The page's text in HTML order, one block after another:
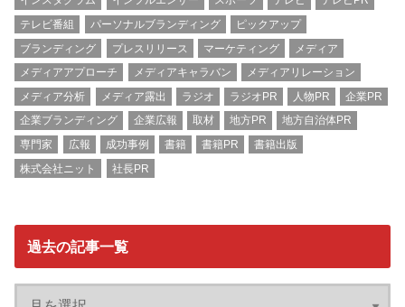
テレビ番組
パーソナルブランディング
ピックアップ
ブランディング
プレスリリース マーケティング
メディア
メディアアプローチ
メディアキャラバン
メディアリレーション
メディア分析
メディア露出 ラジオ ラジオPR 人物PR
企業PR
企業ブランディング
企業広報 取材 地方PR
地方自治体PR
専門家
広報 成功事例 書籍 書籍PR
書籍出版
株式会社ニット
社長PR
過去の記事一覧